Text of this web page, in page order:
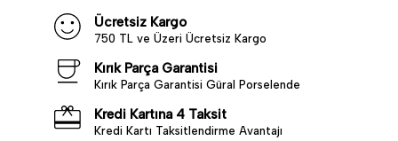
Ücretsiz Kargo
750 TL ve Üzeri Ücretsiz Kargo
Kırık Parça Garantisi
Kırık Parça Garantisi Güral Porselende
Kredi Kartına 4 Taksit
Kredi Kartı Taksitlendirme Avantajı